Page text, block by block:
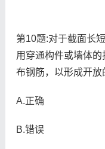
第10题:对于截面长
用穿通构件或墙体
布钢筋，以形成开放
A.正确
B.错误